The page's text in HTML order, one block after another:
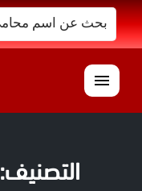
البحث
عن:
القائمة
التصنيف: